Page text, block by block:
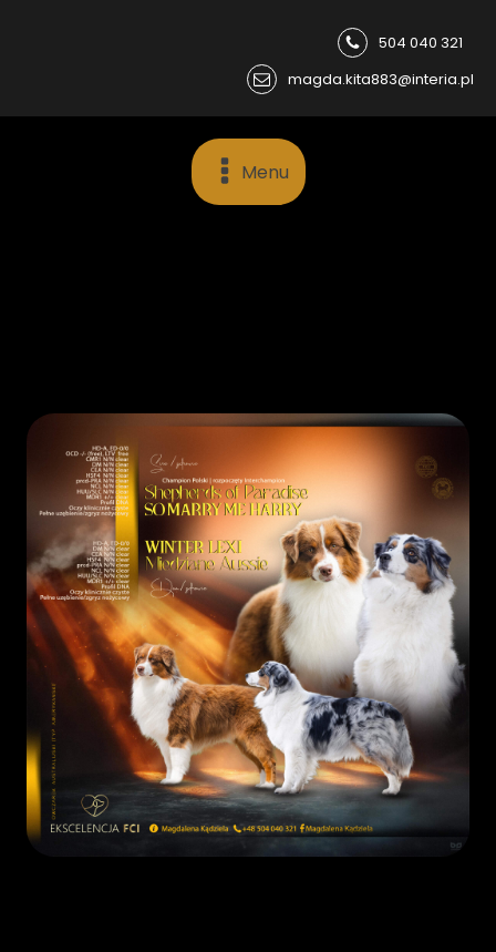
504 040 321
magda.kita883@interia.pl
Menu